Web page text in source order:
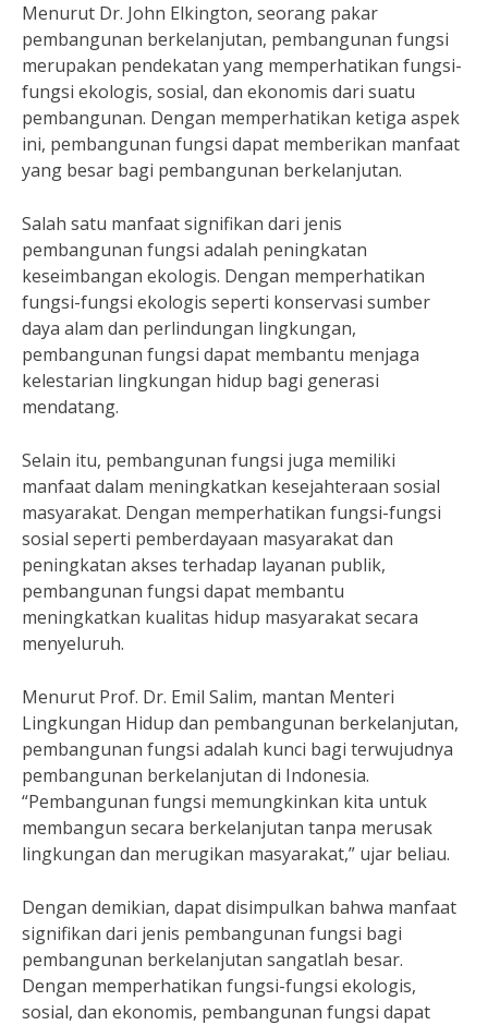
Menurut Dr. John Elkington, seorang pakar
pembangunan berkelanjutan, pembangunan fungsi
merupakan pendekatan yang memperhatikan fungsi-
fungsi ekologis, sosial, dan ekonomis dari suatu
pembangunan. Dengan memperhatikan ketiga aspek
ini, pembangunan fungsi dapat memberikan manfaat
yang besar bagi pembangunan berkelanjutan.
Salah satu manfaat signifikan dari jenis
pembangunan fungsi adalah peningkatan
keseimbangan ekologis. Dengan memperhatikan
fungsi-fungsi ekologis seperti konservasi sumber
daya alam dan perlindungan lingkungan,
pembangunan fungsi dapat membantu menjaga
kelestarian lingkungan hidup bagi generasi
mendatang.
Selain itu, pembangunan fungsi juga memiliki
manfaat dalam meningkatkan kesejahteraan sosial
masyarakat. Dengan memperhatikan fungsi-fungsi
sosial seperti pemberdayaan masyarakat dan
peningkatan akses terhadap layanan publik,
pembangunan fungsi dapat membantu
meningkatkan kualitas hidup masyarakat secara
menyeluruh.
Menurut Prof. Dr. Emil Salim, mantan Menteri
Lingkungan Hidup dan pembangunan berkelanjutan,
pembangunan fungsi adalah kunci bagi terwujudnya
pembangunan berkelanjutan di Indonesia.
“Pembangunan fungsi memungkinkan kita untuk
membangun secara berkelanjutan tanpa merusak
lingkungan dan merugikan masyarakat,” ujar beliau.
Dengan demikian, dapat disimpulkan bahwa manfaat
signifikan dari jenis pembangunan fungsi bagi
pembangunan berkelanjutan sangatlah besar.
Dengan memperhatikan fungsi-fungsi ekologis,
sosial, dan ekonomis, pembangunan fungsi dapat